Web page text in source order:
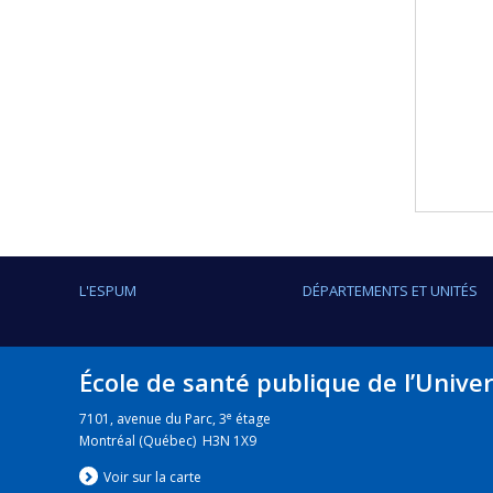
L'ESPUM DÉPARTEMENTS ET UNITÉS
École de santé publique de
7101, avenue du Parc, 3e étage
Montréal (Québec) H3N 1X9
Voir sur la carte